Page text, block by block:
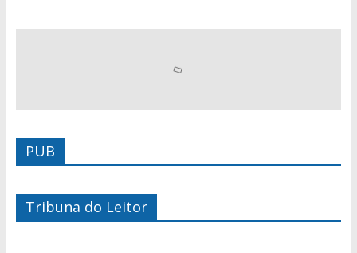
PUB
Tribuna do Leitor